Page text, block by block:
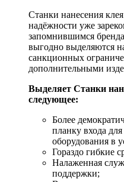
Станки нанесения
надёжности уже
запомнившимся
выгодно выделяются
санкционных
дополнительными
Выделяет Станки
следующее:
Более
планку входа
оборудования в
Гораздо гибкие
Налаженная
поддержки;